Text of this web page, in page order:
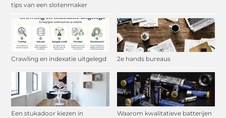
tips van een slotenmaker
Crawling en indexatie uitgelegd 2e hands bureaus
Een stukadoor kiezen in
Waarom kwalitatieve batterijen